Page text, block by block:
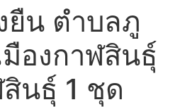
ยืน ตำบลภู
องกาฬสินธุ์
นธุ์ 1 ชุด